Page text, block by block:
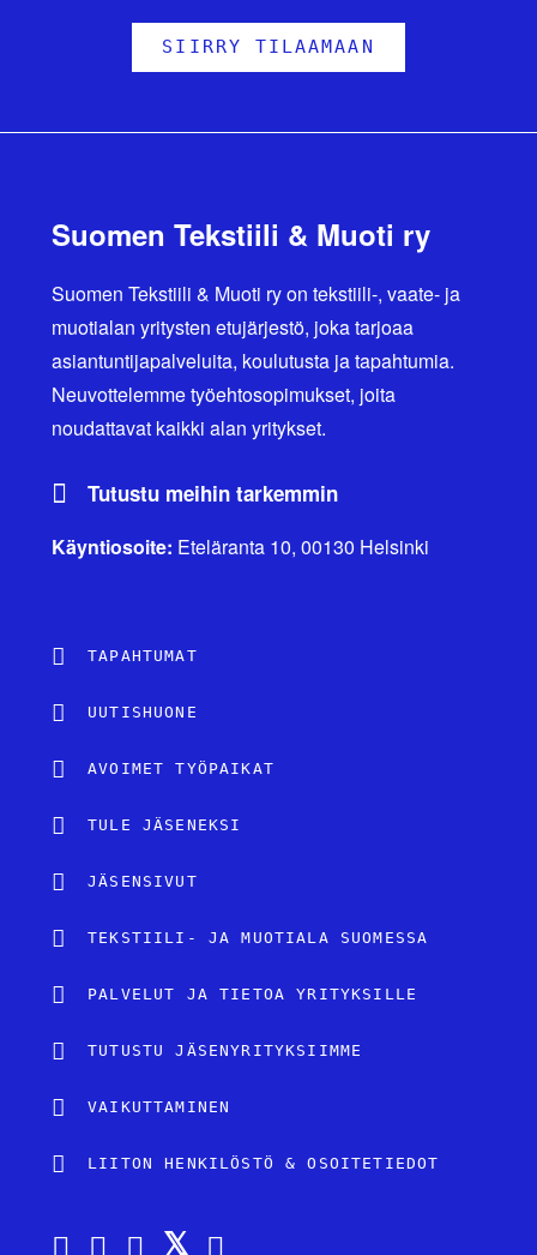
SIIRRY TILAAMAAN
Suomen Tekstiili & Muoti ry
Suomen Tekstiili & Muoti ry on tekstiili-, vaate- ja
muotialan yritysten etujärjestö, joka tarjoaa
asiantuntijapalveluita, koulutusta ja tapahtumia.
Neuvottelemme työehtosopimukset, joita
noudattavat kaikki alan yritykset.
Tutustu meihin tarkemmin
Käyntiosoite: Eteläranta 10, 00130 Helsinki
TAPAHTUMAT
UUTISHUONE
AVOIMET TYÖPAIKAT
TULE JÄSENEKSI
JÄSENSIVUT
TEKSTIILI- JA MUOTIALA SUOMESSA
PALVELUT JA TIETOA YRITYKSILLE
TUTUSTU JÄSENYRITYKSIIMME
VAIKUTTAMINEN
LIITON HENKILÖSTÖ & OSOITETIEDOT